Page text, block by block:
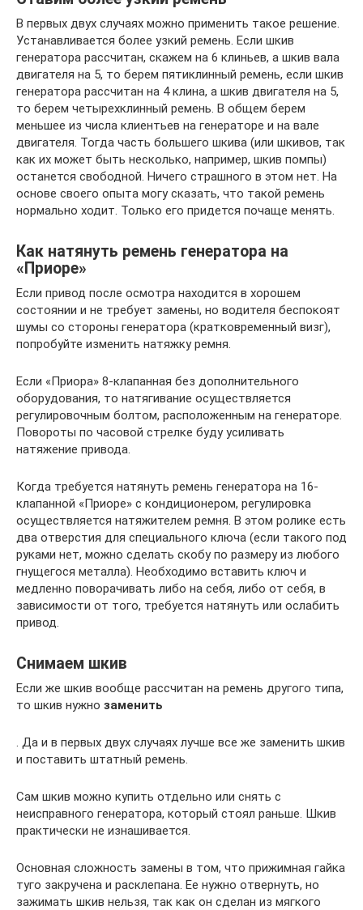
В первых двух случаях можно применить такое решение.
Устанавливается более узкий ремень. Если шкив
генератора рассчитан, скажем на 6 клиньев, а шкив вала
двигателя на 5, то берем пятиклинный ремень, если шкив
генератора рассчитан на 4 клина, а шкив двигателя на 5,
то берем четырехклинный ремень. В общем берем
меньшее из числа клиентьев на генераторе и на вале
двигателя. Тогда часть большего шкива (или шкивов, так
как их может быть несколько, например, шкив помпы)
останется свободной. Ничего страшного в этом нет. На
основе своего опыта могу сказать, что такой ремень
нормально ходит. Только его придется почаще менять.
Как натянуть ремень генератора на
«Приоре»
Если привод после осмотра находится в хорошем
состоянии и не требует замены, но водителя беспокоят
шумы со стороны генератора (кратковременный визг),
попробуйте изменить натяжку ремня.
Если «Приора» 8-клапанная без дополнительного
оборудования, то натягивание осуществляется
регулировочным болтом, расположенным на генераторе.
Повороты по часовой стрелке буду усиливать
натяжение привода.
Когда требуется натянуть ремень генератора на 16-
клапанной «Приоре» с кондиционером, регулировка
осуществляется натяжителем ремня. В этом ролике есть
два отверстия для специального ключа (если такого под
руками нет, можно сделать скобу по размеру из любого
гнущегося металла). Необходимо вставить ключ и
медленно поворачивать либо на себя, либо от себя, в
зависимости от того, требуется натянуть или ослабить
привод.
Снимаем шкив
Если же шкив вообще рассчитан на ремень другого типа,
то шкив нужно заменить
. Да и в первых двух случаях лучше все же заменить шкив
и поставить штатный ремень.
Сам шкив можно купить отдельно или снять с
неисправного генератора, который стоял раньше. Шкив
практически не изнашивается.
Основная сложность замены в том, что прижимная гайка
туго закручена и расклепана. Ее нужно отвернуть, но
зажимать шкив нельзя, так как он сделан из мягкого